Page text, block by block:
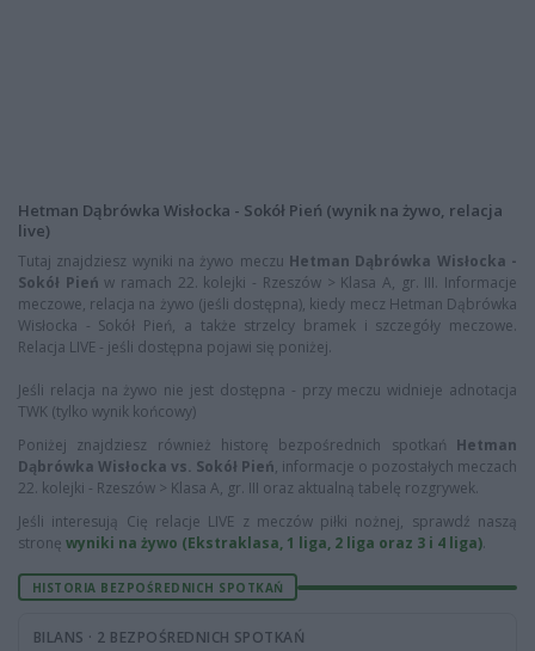
Hetman Dąbrówka Wisłocka - Sokół Pień (wynik na żywo, relacja
live)
Tutaj znajdziesz wyniki na żywo meczu Hetman Dąbrówka Wisłocka -
Sokół Pień w ramach 22. kolejki - Rzeszów > Klasa A, gr. III. Informacje
meczowe, relacja na żywo (jeśli dostępna), kiedy mecz Hetman Dąbrówka
Wisłocka - Sokół Pień, a także strzelcy bramek i szczegóły meczowe.
Relacja LIVE - jeśli dostępna pojawi się poniżej.
Jeśli relacja na żywo nie jest dostępna - przy meczu widnieje adnotacja
TWK (tylko wynik końcowy)
Poniżej znajdziesz również historę bezpośrednich spotkań Hetman
Dąbrówka Wisłocka vs. Sokół Pień, informacje o pozostałych meczach
22. kolejki - Rzeszów > Klasa A, gr. III oraz aktualną tabelę rozgrywek.
Jeśli interesują Cię relacje LIVE z meczów piłki nożnej, sprawdź naszą
stronę wyniki na żywo (Ekstraklasa, 1 liga, 2 liga oraz 3 i 4 liga).
HISTORIA BEZPOŚREDNICH SPOTKAŃ
BILANS · 2 BEZPOŚREDNICH SPOTKAŃ